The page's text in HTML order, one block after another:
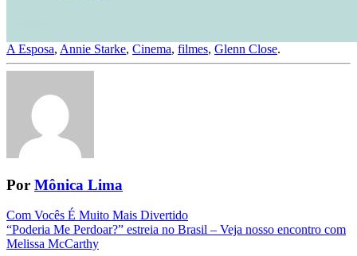
A Esposa, Annie Starke, Cinema, filmes, Glenn Close.
Por Mônica Lima
Navegação
da
Com Vocês É Muito Mais Divertido
“Poderia Me Perdoar?” estreia no Brasil – Veja nosso encontro com
Melissa McCarthy